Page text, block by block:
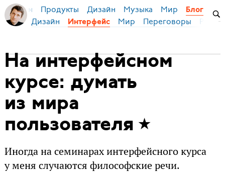
Бирман Продукты Дизайн Музыка Мир Блог
Дизайн Интерфейс Мир Переговоры
На интерфейсном
курсе: думать
из мира
пользователя
Иногда на семинарах интерфейсного курса
у меня случаются философские речи.